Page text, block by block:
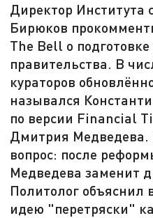
Директор Института
Бирюков
The Bell о
правительства. В
кураторов
назывался
по версии Financial
Дмитрия Медведева.
вопрос: после
Медведева заменит
Политолог объяснил
идею "перетряски"